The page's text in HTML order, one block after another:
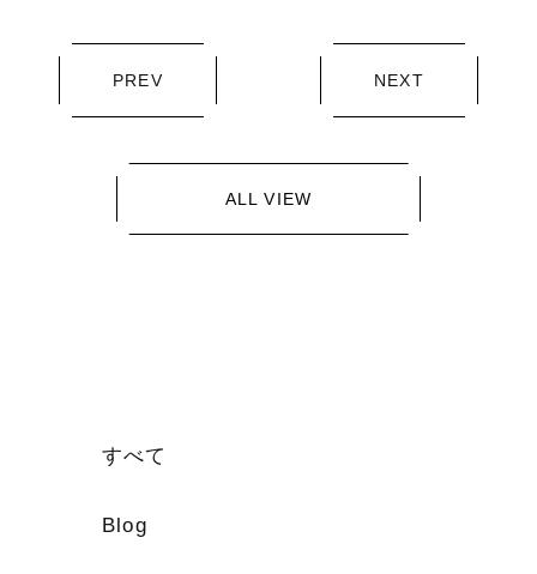
すべて
Blog
PREV NEXT
ALL VIEW